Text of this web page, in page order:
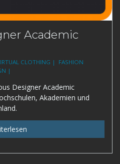
Academic
CLOTHING |
FASHION
|
Designer Academic
Akademien und